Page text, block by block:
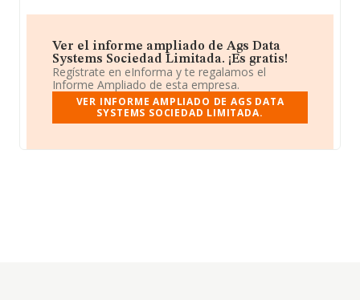
Ver el informe ampliado de Ags Data
Systems Sociedad Limitada. ¡Es gratis!
Regístrate en eInforma y te regalamos el
Informe Ampliado de esta empresa.
VER INFORME AMPLIADO DE AGS DATA
SYSTEMS SOCIEDAD LIMITADA.